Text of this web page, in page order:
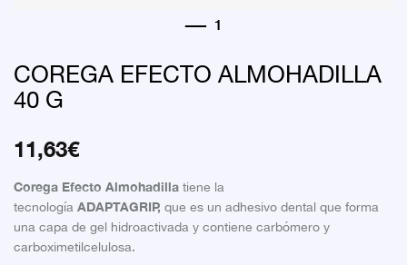
COREGA EFECTO ALMOHADILLA
40 G
11,63€
Corega Efecto Almohadillatiene la
tecnologíaADAPTAGRIP, que es un adhesivo dental que forma
una capa de gel hidroactivada y contiene carbómero y
carboximetilcelulosa.